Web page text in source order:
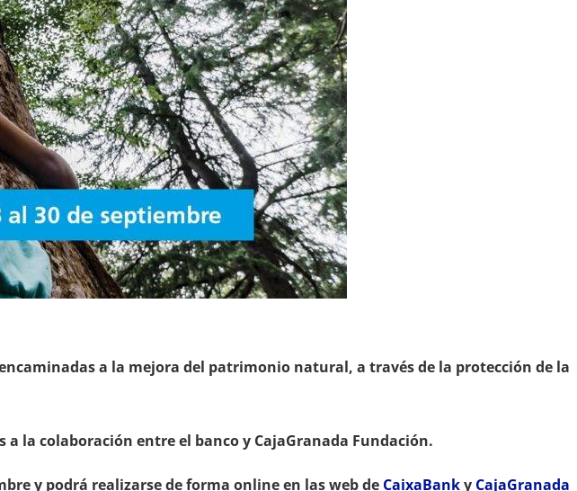
a la mejora del patrimonio natural, a través de la protección de la
la colaboración entre el banco y CajaGranada Fundación.
y podrá realizarse de forma online en las web de CaixaBanky CajaGranada